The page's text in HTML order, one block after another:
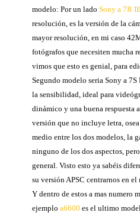
modelo: Por un ladoSony a 7R
resolución, es la versión de la
mayor resolución, en mi caso
fotógrafos que necesiten mucha
vimos que esto es genial, para
Segundo modelo seria Sony a
la sensibilidad, ideal para
dinámico y una buena respuesta
versión que no incluye letra,
medio entre los dos modelos, la
ninguno de los dos aspectos,
general. Visto esto ya sabéis
su versión APSC centrarnos en
Y dentro de estos a mas numero
ejemploa6600 es el ultimo